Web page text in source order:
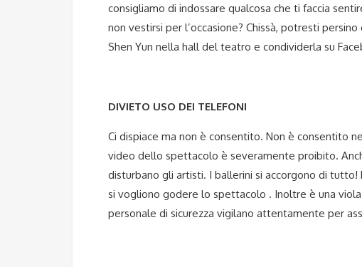
consigliamo di indossare qualcosa che ti faccia
non vestirsi per l’occasione? Chissà, potresti
Shen Yun nella hall del teatro e condividerla su
DIVIETO USO DEI TELEFONI
Ci dispiace ma non è consentito. Non è consentito
video dello spettacolo è severamente proibito.
disturbano gli artisti. I ballerini si accorgono di
si vogliono godere lo spettacolo . Inoltre è una
personale di sicurezza vigilano attentamente per